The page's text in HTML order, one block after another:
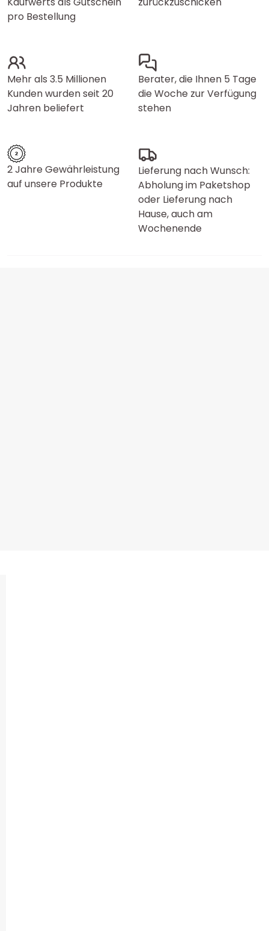
pro Bestellung
Mehr als 3.5 Millionen
Kunden wurden seit 20
Jahren beliefert
Berater, die Ihnen 5 Tage
die Woche zur Verfügung
stehen
2 Jahre Gewährleistung
auf unsere Produkte
Lieferung nach Wunsch:
Abholung im Paketshop
oder Lieferung nach
Hause, auch am
Wochenende